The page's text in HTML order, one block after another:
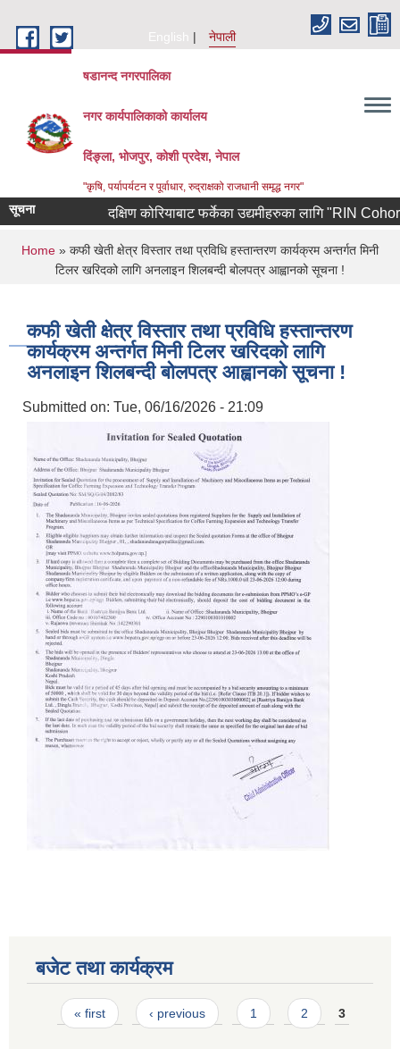
English
नेपाली
षडानन्द नगरपालिका
नगर कार्यपालिकाको कार्यालय
दिंङ्ला, भोजपुर, कोशी प्रदेश, नेपाल
"कृषि, पर्यापर्यटन र पूर्वाधार, रुद्राक्षको राजधानी समृद्ध नगर"
सूचना दक्षिण कोरियाबाट फर्केका उद्यमीहरुका लागि "RIN
You are here
Home » कफी खेती क्षेत्र विस्तार तथा प्रविधि हस्तान्तरण कार्यक्रम अन्तर्गत मिनी
टिलर खरिदको लागि अनलाइन शिलबन्दी बोलपत्र आह्वानको सूचना !
कफी खेती क्षेत्र विस्तार तथा प्रविधि हस्तान्तरण
कार्यक्रम अन्तर्गत मिनी टिलर खरिदको लागि
अनलाइन शिलबन्दी बोलपत्र आह्वानको सूचना !
Submitted on: Tue, 06/16/2026 - 21:09
बजेट तथा कार्यक्रम
Pages
« first ‹ previous 1 2 3